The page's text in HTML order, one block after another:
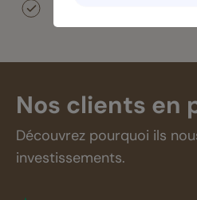
Nos clients en
Découvrez pourquoi ils
investissements.